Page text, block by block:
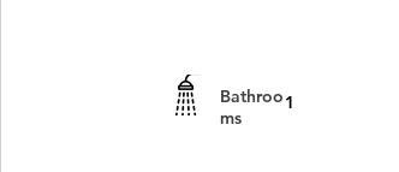
Bathroo
ms
1